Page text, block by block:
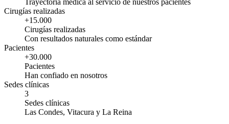
Cirugías realizadas
+15.000
Cirugías realizadas
Con resultados naturales como estándar
Pacientes
+30.000
Pacientes
Han confiado en nosotros
Sedes clínicas
3
Sedes clínicas
Las Condes, Vitacura y La Reina